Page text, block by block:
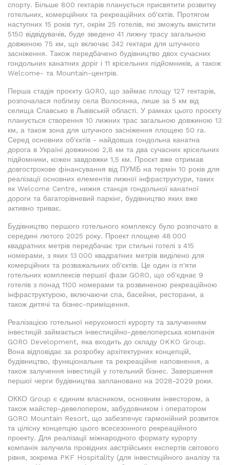
спорту. Більше 800 гектарів планується присвятити розвитку
готельних, комерційних та рекреаційних об'єктів. Протягом
наступних 15 років тут, окрім 25 готелів, які зможуть вмістити
5150 відвідувачів, буде зведено 41 лижну трасу загальною
довжиною 75 км, що включає 342 гектари для штучного
засніження. Також передбачено будівництво двох сучасних
гондольних канатних доріг і 11 крісельних підйомників, а також
Welcome- та Mountain-центрів.
Перша стадія проєкту GORO, що займає площу 127 гектарів,
розпочалася поблизу села Волосянка, лише за 5 км від
селища Славсько в Львівській області. У рамках цього проєкту
планується створення 10 лижних трас загальною довжиною 13
км, а також зона для штучного засніження площею 50 га.
Серед основних об'єктів - найдовша гондольна канатна
дорога в Україні довжиною 2,8 км та два сучасних крісельних
підйомники, кожен завдовжки 1,5 км. Проєкт вже отримав
довгострокове фінансування від ПУМБ на термін 10 років для
реалізації основних елементів лижної інфраструктури, таких
як Welcome Centre, нижня станція гондольної канатної
дороги та багаторівневий паркінг, будівництво яких вже
активно триває.
Будівництво першого готельного комплексу було розпочато в
середині лютого 2025 року. Проект площею 48 000
квадратних метрів передбачає три стильні готелі з 415
номерами, з яких 13 000 квадратних метрів виділено для
комерційних та розважальних об'єктів. Це один із п'яти
готельних комплексів першої фази GORO, що об'єднає 9
готелів з понад 1100 номерами та розвиненою рекреаційною
інфраструктурою, включаючи спа, басейни, ресторани, а
також дитячі та бізнес-приміщення.
Реалізацією готельної нерухомості курорту та залученням
інвестицій займається інвестиційно-девелоперська компанія
GORO Development, яка входить до складу OKKO Group.
Вона відповідає за розробку архітектурних концепцій,
будівництво, функціональне та рекреаційне наповнення, а
також залучення інвестицій у готельний бізнес. Завершення
першої черги будівництва заплановано на 2028-2029 роки.
ОККО Group є єдиним власником, основним інвестором, а
також майстер-девелопером, забудовником і оператором
GORO Mountain Resort, що забезпечує гармонійний розвиток
та цілісну концепцію цього всесезонного рекреаційного
проекту. Для реалізації міжнародного формату курорту
компанія залучила провідних австрійських експертів світового
рівня, зокрема PKF Hospitality (для інвестиційного аналізу та